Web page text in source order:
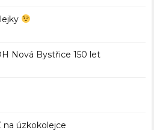
Nová Bystřice 150 let
na úzkokolejce